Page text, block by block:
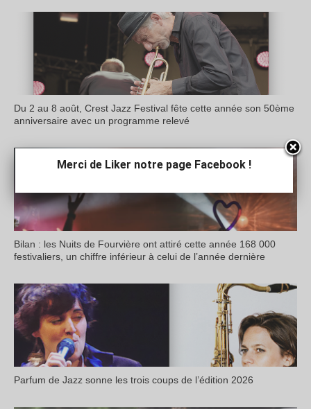
Du 2 au 8 août, Crest Jazz Festival fête cette année son 50ème
anniversaire avec un programme relevé
Bilan : les Nuits de Fourvière ont attiré cette année 168 000
festivaliers, un chiffre inférieur à celui de l’année dernière
Parfum de Jazz sonne les trois coups de l’édition 2026
Merci de Liker notre page Facebook !